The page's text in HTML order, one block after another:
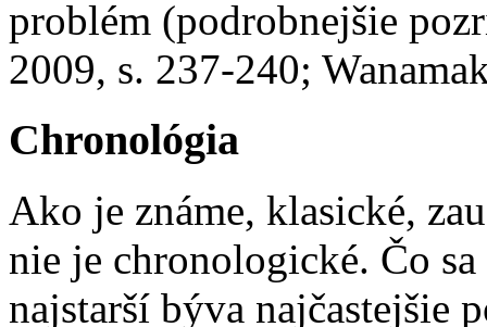
problém (podrobnejšie
2009, s. 237-240;
Chronológia
Ako je známe, klasické,
nie je chronologické. Čo
najstarší býva najčastejšie